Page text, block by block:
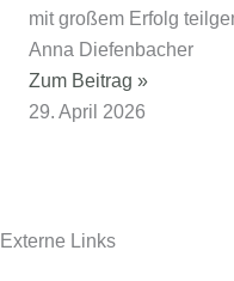
mit großem Erfolg
Anna Diefenbacher
Zum Beitrag »
29. April 2026
Externe Links